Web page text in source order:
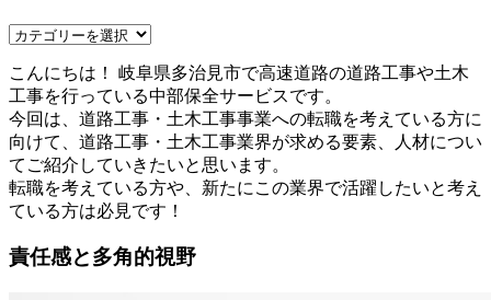
こんにちは！ 岐阜県多治見市で高速道路の道路工事や土木
工事を行っている中部保全サービスです。
今回は、道路工事・土木工事事業への転職を考えている方に
向けて、道路工事・土木工事業界が求める要素、人材につい
てご紹介していきたいと思います。
転職を考えている方や、新たにこの業界で活躍したいと考え
ている方は必見です！
責任感と多角的視野